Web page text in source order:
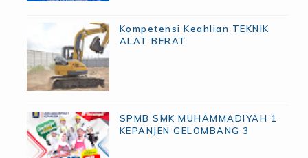
Kompetensi Keahlian TEKNIK
ALAT BERAT
SPMB SMK MUHAMMADIYAH 1
KEPANJEN GELOMBANG 3